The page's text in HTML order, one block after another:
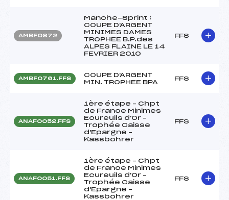
AMBF0872
Manche-Sprint :
COUPE D'ARGENT
MINIMES DAMES
TROPHEE B.P.des
ALPES FLAINE LE 14
FEVRIER 2010
FFS
AMBF0761.FFS
COUPE D'ARGENT
MIN. TROPHEE BPA
FFS
ANAF0052.FFS
1ère étape – Chpt
de France Minimes
Ecureuils d'Or –
Trophée Caisse
d'Epargne –
Kassbohrer
FFS
ANAF0051.FFS
1ère étape – Chpt
de France Minimes
Ecureuils d'Or –
Trophée Caisse
d'Epargne –
Kassbohrer
FFS